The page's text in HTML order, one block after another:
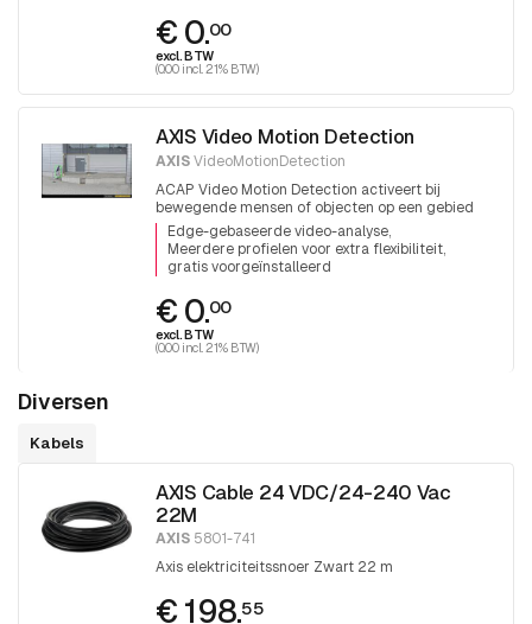
€ 0.00
excl. BTW
(0.00 incl. 21% BTW)
AXIS Video Motion Detection
AXISVideoMotionDetection
ACAP Video Motion Detection activeert bij
bewegende mensen of objecten op een gebied
Edge-gebaseerde video-analyse
Meerdere profielen voor extra flexibiliteit
gratis voorgeïnstalleerd
€ 0.00
excl. BTW
(0.00 incl. 21% BTW)
Diversen
Kabels
AXIS Cable 24 VDC/24-240 Vac
22M
AXIS 5801-741
Axis elektriciteitssnoer Zwart 22 m
€ 198.55